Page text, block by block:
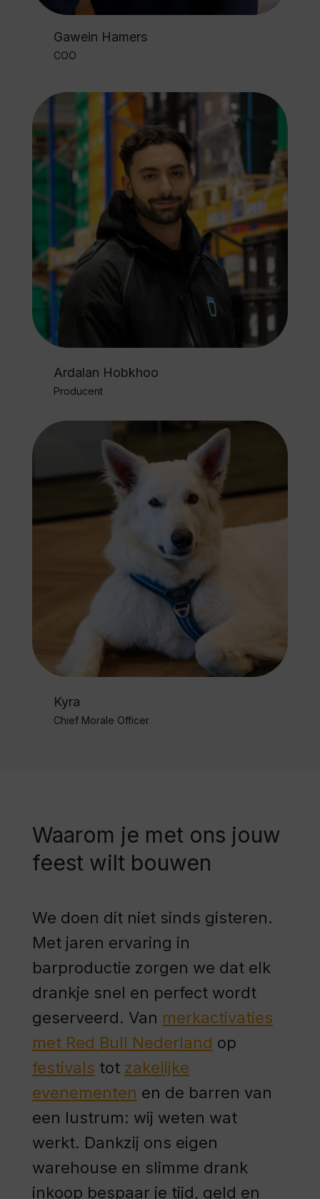
Gawein Hamers
COO
Ardalan Hobkhoo
Producent
Kyra
Chief Morale Officer
Waarom je met ons jouw
feest wilt bouwen
We doen dit niet sinds gisteren.
Met jaren ervaring in
barproductie zorgen we dat elk
drankje snel en perfect wordt
geserveerd. Van merkactivaties
met Red Bull Nederland op
festivals tot zakelijke
evenementen en de barren van
een lustrum: wij weten wat
werkt. Dankzij ons eigen
warehouse en slimme drank
inkoop bespaar je tijd, geld en